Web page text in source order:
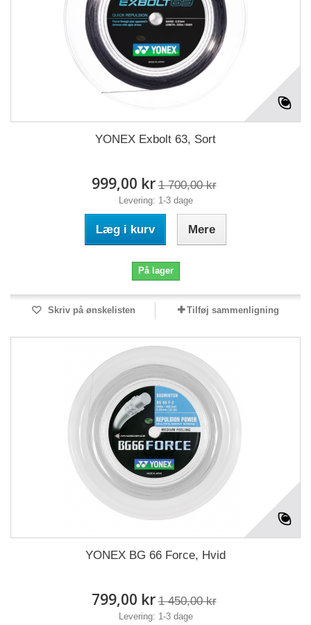
YONEX Exbolt 63, Sort
999,00 kr 1 700,00 kr
Levering: 1-3 dage
Læg i kurv Mere
På lager
Skriv på ønskelisten Tilføj sammenligning
YONEX BG 66 Force, Hvid
799,00 kr 1 450,00 kr
Levering: 1-3 dage